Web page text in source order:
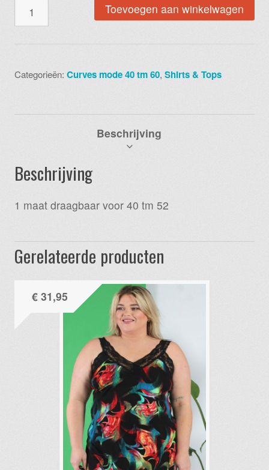
mint
Toevoegen aan winkelwagen
Categorieën:Curves mode 40 tm 60,Shirts & Tops
Beschrijving
Beschrijving
1 maat draagbaar voor 40 tm 52
Gerelateerde producten
€31,95